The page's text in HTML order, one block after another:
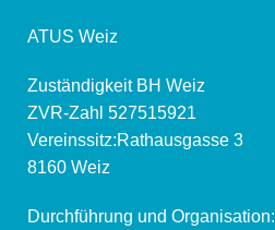
ATUS Weiz
Zuständigkeit BH Weiz
ZVR-Zahl 527515921
Vereinssitz:Rathausgasse 3
8160 Weiz
Durchführung und Organisation: